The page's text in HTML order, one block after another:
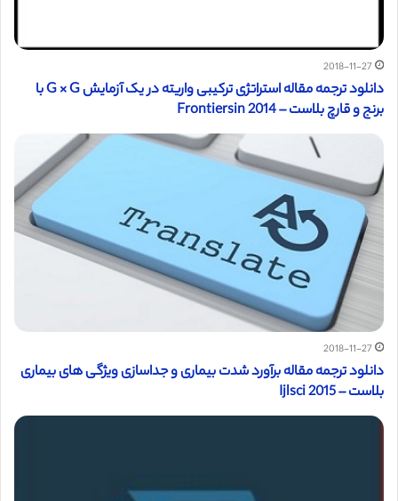
2018-11-27
دانلود ترجمه مقاله استراتژی ترکیبی واریته در یک آزمایش G × G با
برنج و قارچ بلاست – Frontiersin 2014
2018-11-27
دانلود ترجمه مقاله برآورد شدت بیماری و جداسازی ویژگی های بیماری
بلاست – Ijlsci 2015